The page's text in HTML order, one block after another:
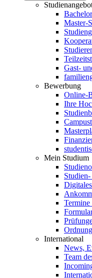
Master-
Gast-
Bewerbung
Online-
Ihre
Mein Studium
Termine
International
News,
Team